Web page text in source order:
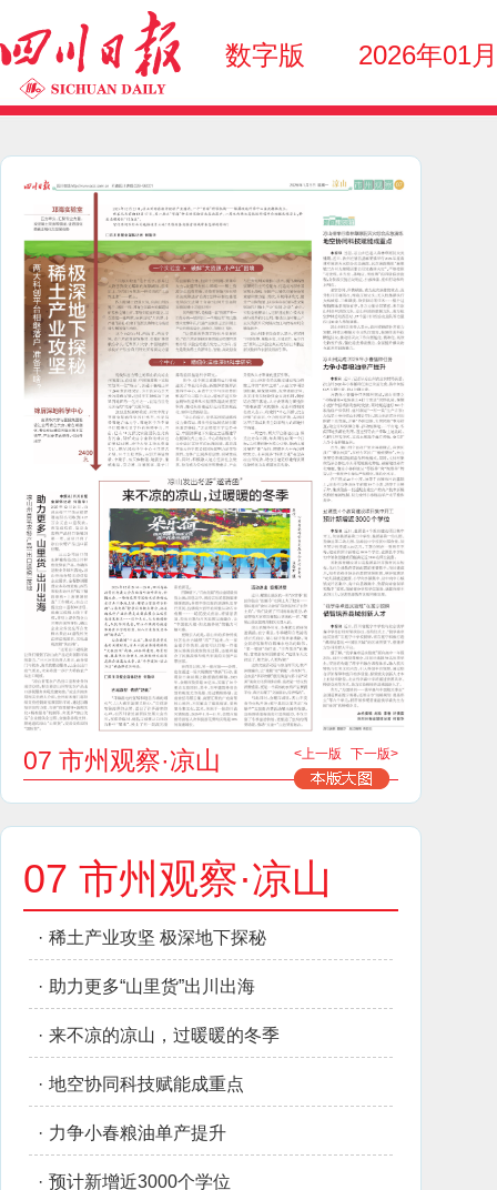
数字版 2026年01
07 市州观察·凉山 <上一版 下一版>
07 市州观察·凉山
· 稀土产业攻坚 极深地下探秘
· 助力更多“山里货”出川出海
· 来不凉的凉山，过暖暖的冬季
· 地空协同科技赋能成重点
· 力争小春粮油单产提升
· 预计新增近3000个学位